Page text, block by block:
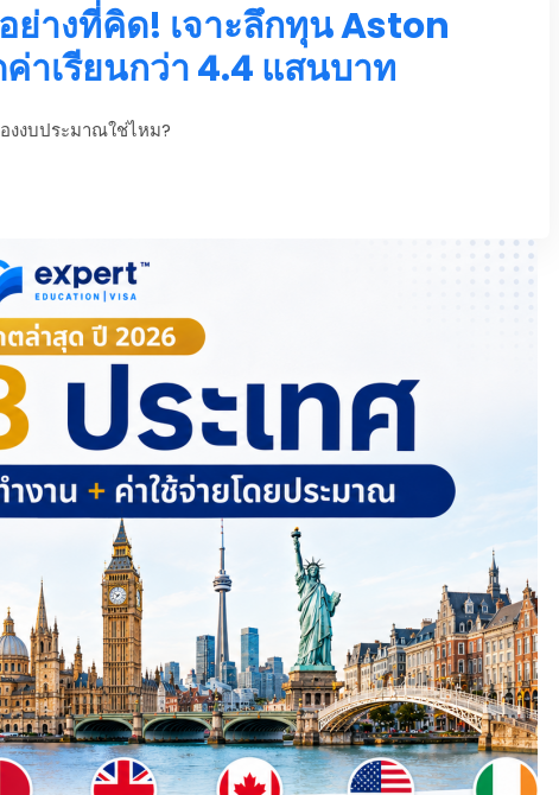
ย่างที่คิด! เจาะลึกทุน Aston
เรียนกว่า 4.4 แสนบาท
งงบประมาณใช่ไหม?